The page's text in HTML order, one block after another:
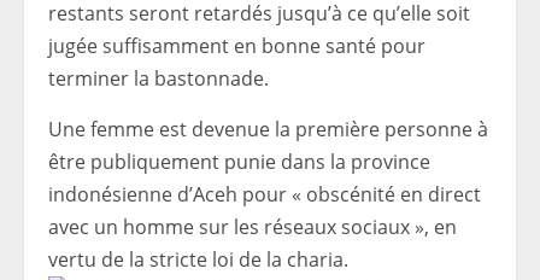
restants seront retardés jusqu’à ce qu’elle soit
jugée suffisamment en bonne santé pour
terminer la bastonnade.
Une femme est devenue la première personne à
être publiquement punie dans la province
indonésienne d’Aceh pour « obscénité en direct
avec un homme sur les réseaux sociaux », en
vertu de la stricte loi de la charia.